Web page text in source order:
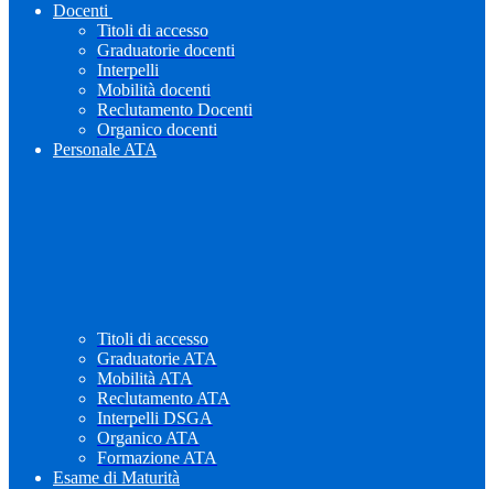
Docenti
Titoli di accesso
Graduatorie docenti
Interpelli
Mobilità docenti
Reclutamento Docenti
Organico docenti
Personale ATA
Titoli di accesso
Graduatorie ATA
Mobilità ATA
Reclutamento ATA
Interpelli DSGA
Organico ATA
Formazione ATA
Esame di Maturità